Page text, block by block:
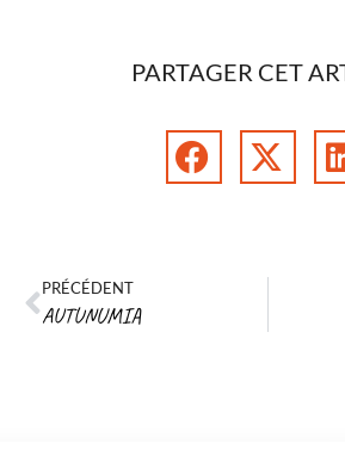
PARTAGER CET
PRÉCÉDENT
AUTUNUMIA